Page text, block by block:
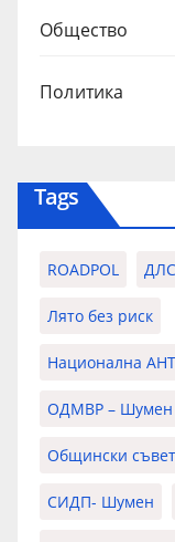
Общество
Политика
Tags
ROADPOL
Лято без риск
Национална
ОДМВР – Шумен
Общински
СИДП- Шумен